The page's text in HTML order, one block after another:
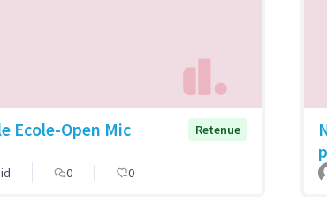
Ecole-Open Mic Retenue
0 0